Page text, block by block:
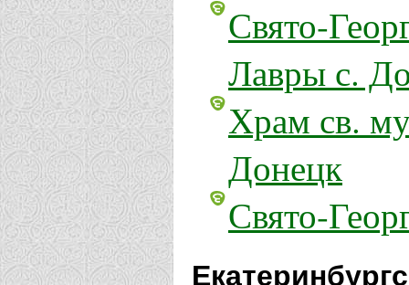
Свято-
Лавры с.
Храм св.
Донецк
Свято-